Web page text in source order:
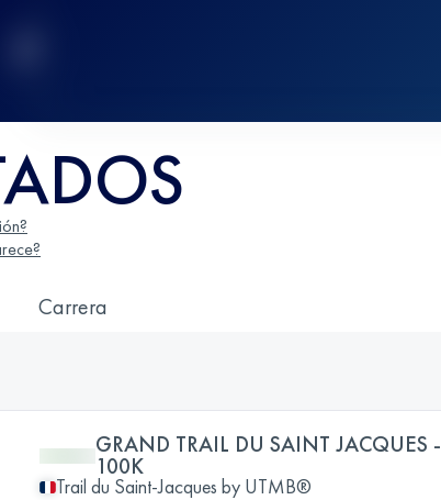
Carrera
GRAND TRAIL DU SAINT JACQUES -
100K
Trail du Saint-Jacques by UTMB®